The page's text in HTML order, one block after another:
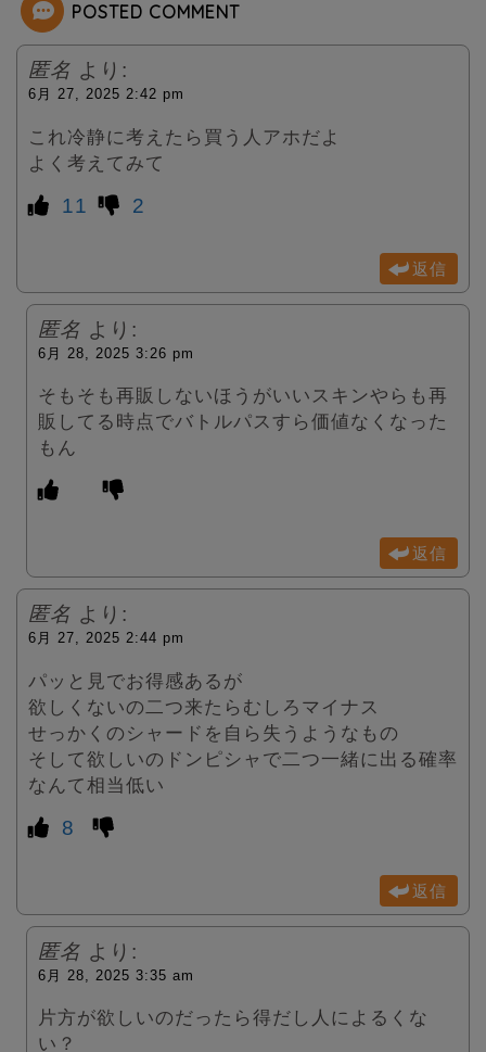
POSTED COMMENT
匿名 より:
6月 27, 2025 2:42 pm
これ冷静に考えたら買う人アホだよ
よく考えてみて
11 2
返信
匿名 より:
6月 28, 2025 3:26 pm
そもそも再販しないほうがいいスキンやらも再
販してる時点でバトルパスすら価値なくなった
もん
返信
匿名 より:
6月 27, 2025 2:44 pm
パッと見でお得感あるが
欲しくないの二つ来たらむしろマイナス
せっかくのシャードを自ら失うようなもの
そして欲しいのドンピシャで二つ一緒に出る確率
なんて相当低い
8
返信
匿名 より:
6月 28, 2025 3:35 am
片方が欲しいのだったら得だし人によるくな
い？